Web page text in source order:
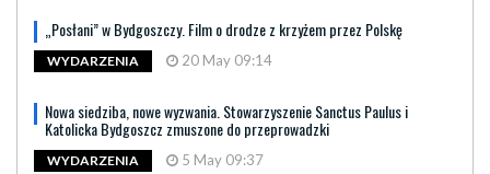
„Posłani” w Bydgoszczy. Film o drodze z krzyżem przez Polskę
WYDARZENIA 20 May 09:14
Nowa siedziba, nowe wyzwania. Stowarzyszenie Sanctus Paulus i
Katolicka Bydgoszcz zmuszone do przeprowadzki
WYDARZENIA 5 May 09:37